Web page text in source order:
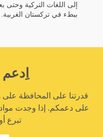
إلى اللغات التركية وحتى
ببطء في تركستان الغربية.
قدرتنا على المحافظة على
على دعمكم. إذا وجدت
تبرع